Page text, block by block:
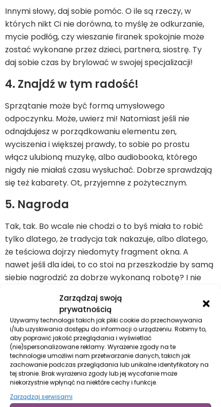
Zarządzaj swoją
prywatnością
Używamy technologii takich jak pliki cookie do przechowywania
i/lub uzyskiwania dostępu do informacji o urządzeniu. Robimy to,
aby poprawić jakość przeglądania i wyświetlać
(nie)spersonalizowane reklamy. Wyrażenie zgody na te
technologie umożliwi nam przetwarzanie danych, takich jak
zachowanie podczas przeglądania lub unikalne identyfikatory na
tej stronie. Brak wyrażenia zgody lub jej wycofanie może
niekorzystnie wpłynąć na niektóre cechy i funkcje.
Zarządzaj serwisami
Innymi słowy, daj sobie pomóc. O ile są rzeczy, w
których nikt Ci nie dorówna, to myślę że odkurzanie,
mycie podłóg, czy wieszanie firanek spokojnie może
zostać wykonane przez dzieci, partnera, siostrę. Ty
daj sobie czas by brylować w swojej specjalizacji!
4. Znajdź w tym radość!
Sprzątanie może być formą umysłowego
odpoczynku. Może, uwierz mi! Natomiast jeśli nie
odnajdujesz w porządkowaniu elementu zen,
wyciszenia i większej prawdy, to sobie po prostu
włącz ulubioną muzykę, albo audiobooka, którego
nigdy nie miałaś czasu wysłuchać. Dobrze sprawdzają
się też kabarety. Ot, przyjemne z pożytecznym.
5. Nagroda
Tak, tak. Bo wcale nie chodzi o to byś miała to robić
tylko dlatego, że tradycja tak nakazuje, albo dlatego,
że teściowa dojrzy niedomyty fragment okna. A
nawet jeśli dla idei, to co stoi na przeszkodzie by samą
siebie nagrodzić za dobrze wykonaną robotę? I nie
będzie kąpiel w ulubionej pianie, filiżanka kawy w
ulubionej kafejce, czy dodatkowy odcinek
wciągającego serialu na Netflixie – to już zależy tylko
od Ciebie!
P.S. I na koniec pamiętaj! Nie posprzątasz, święta i tak
się odbędą, świat i tak będzie się kręcił, nic się z tego
powodu nie zawali z hukiem!